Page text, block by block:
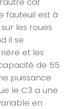
fauteuil est à
les roues
il se
et les
de 55
puissance
le C3 a une
en